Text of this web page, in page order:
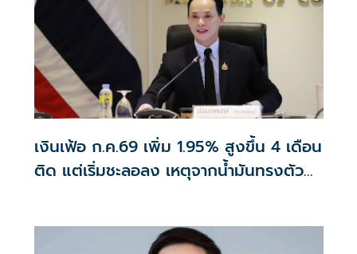
เงินเฟ้อ ก.ค.69 เพิ่ม 1.95% สูงขึ้น 4 เดือน
ติด แต่เริ่มชะลอลง เหตุจากน้ำมันทรงตัว